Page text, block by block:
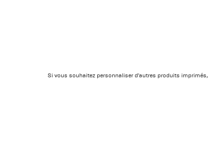
Si vous souhaitez personnaliser d'autres produits